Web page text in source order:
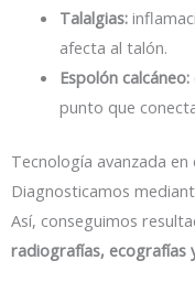
Talalgias:
afecta al talón.
Espolón calcáneo:
punto que
Tecnología avanzada
Diagnosticamos
Así, conseguimos
radiografías, ecografías